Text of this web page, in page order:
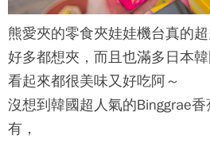
熊愛夾的零食夾娃娃機台真的超
好多都想夾，而且也滿多日本韓
看起來都很美味又好吃阿～
沒想到韓國超人氣的Binggrae
有，